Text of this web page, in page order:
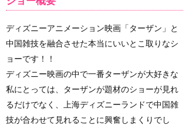
ディズニーアニメーション映画「ターザン」と
中国雑技を融合させた本当にいいとこ取りなシ
ョーです！！
ディズニー映画の中で一番ターザンが大好きな
私にとっては、ターザンが題材のショーが見れ
るだけでなく、上海ディズニーランドで中国雑
技が合わせて見れることに興奮しまくりでし